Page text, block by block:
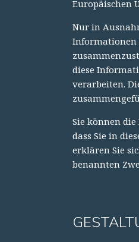
Europäischen
Nur in
Informationen
diese
verarbeiten.
Sie können
dass Sie in
erklären Sie
benannten